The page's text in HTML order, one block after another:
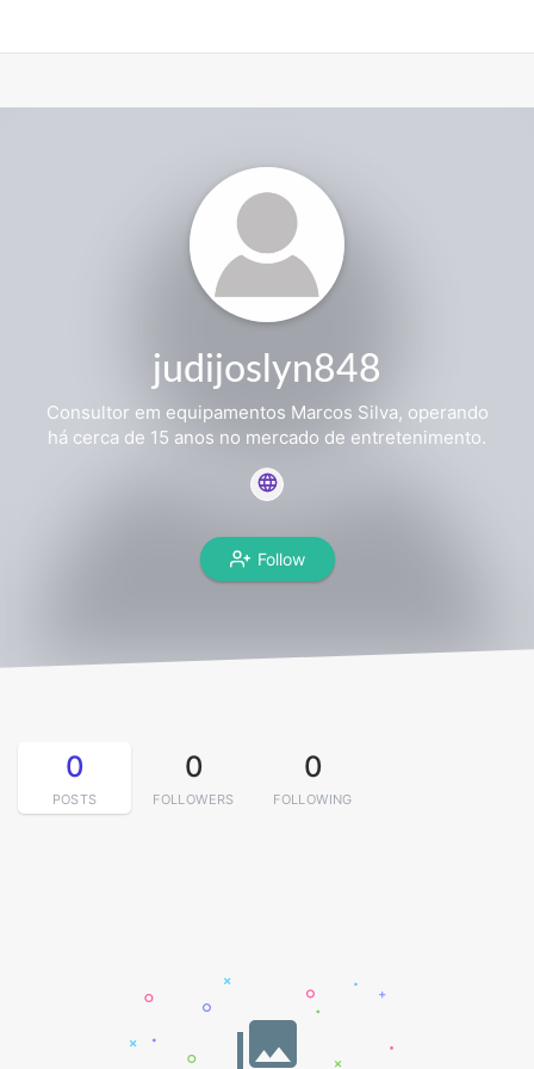
judijoslyn848
Consultor em equipamentos Marcos Silva, operando
há cerca de 15 anos no mercado de entretenimento.
Follow
0
POSTS
0
FOLLOWERS
0
FOLLOWING